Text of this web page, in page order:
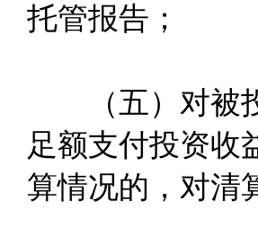
托管报告；
（五）对被投
足额支付投资收
算情况的，对清